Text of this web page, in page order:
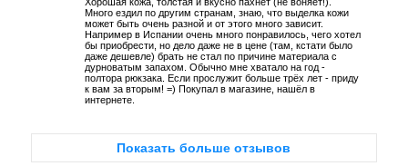
Много ездил по другим странам, знаю, что выделка кожи
может быть очень разной и от этого много зависит.
Например в Испании очень много понравилось, чего хотел
бы приобрести, но дело даже не в цене (там, кстати было
даже дешевле) брать не стал по причине материала с
дурноватым запахом. Обычно мне хватало на год -
полтора рюкзака. Если прослужит больше трёх лет - приду
к вам за вторым! =) Покупал в магазине, нашёл в
интернете.
Показать больше отзывов